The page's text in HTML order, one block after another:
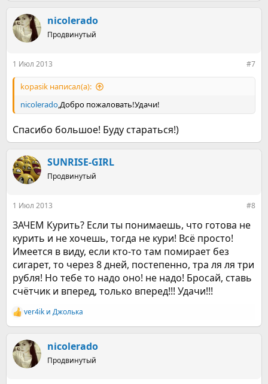
nicolerado
Продвинутый
1 Июл 2013 #7
kopasik написал(а):
nicolerado,Добро пожаловать!Удачи!
Спасибо большое! Буду стараться!)
SUNRISE-GIRL
Продвинутый
1 Июл 2013 #8
ЗАЧЕМ Курить? Если ты понимаешь, что готова не
курить и не хочешь, тогда не кури! Всё просто!
Имеется в виду, если кто-то там помирает без
сигарет, то через 8 дней, постепенно, тра ля ля три
рубля! Но тебе то надо оно! не надо! Бросай, ставь
счётчик и вперед, только вперед!!! Удачи!!!
Р
е
к
ц
и
ver4ik и Джолька
nicolerado
Продвинутый